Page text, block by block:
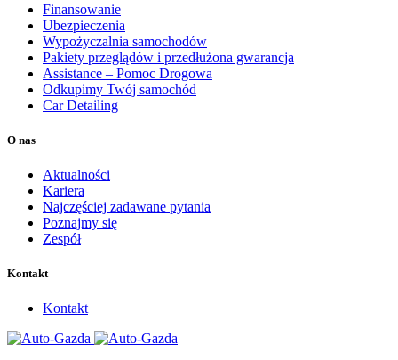
Finansowanie
Ubezpieczenia
Wypożyczalnia samochodów
Pakiety przeglądów i przedłużona gwarancja
Assistance – Pomoc Drogowa
Odkupimy Twój samochód
Car Detailing
O nas
Aktualności
Kariera
Najczęściej zadawane pytania
Poznajmy się
Zespół
Kontakt
Kontakt